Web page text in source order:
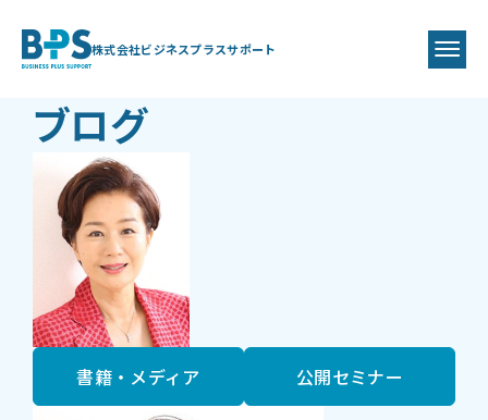
株式会社ビジネスプラスサポート
BPS代表藤井 美保代
ブログ
書籍・メディア 公開セミナー